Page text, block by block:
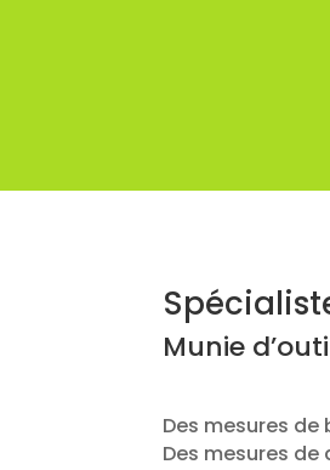
Munie
Des mesures
Des mesures